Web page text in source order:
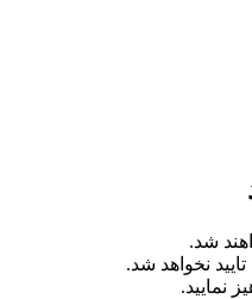
شد.
نخواهد شد.
نمایید.